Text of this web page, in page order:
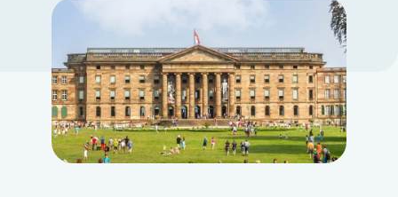
Weitere Angebote
Login Loading...